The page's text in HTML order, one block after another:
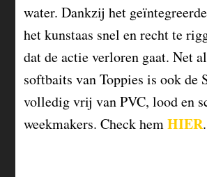
water. Dankzij het
het kunstaas snel en recht te
dat de actie verloren gaat. Net
softbaits van Toppies is ook de
volledig vrij van PVC, lood en
weekmakers. Check hemHIER.